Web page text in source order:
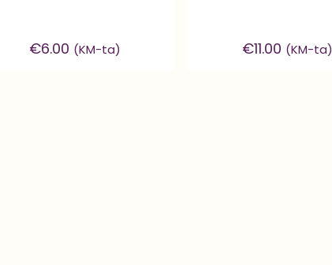
€6.00 (KM-ta) €11.00 (KM-ta)